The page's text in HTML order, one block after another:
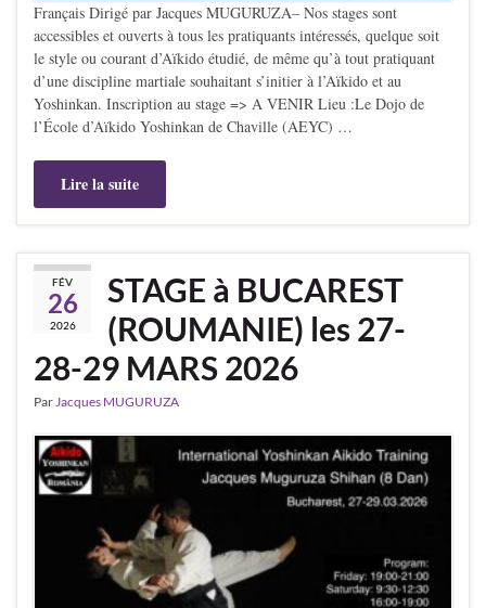
Français Dirigé par Jacques MUGURUZA– Nos stages sont
accessibles et ouverts à tous les pratiquants intéressés, quelque soit
le style ou courant d’Aïkido étudié, de même qu’à tout pratiquant
d’une discipline martiale souhaitant s’initier à l’Aïkido et au
Yoshinkan. Inscription au stage => A VENIR Lieu :Le Dojo de
l’École d’Aïkido Yoshinkan de Chaville (AEYC) …
Lire la suite
FÉV
26
2026
STAGE à BUCAREST
(ROUMANIE) les 27-
28-29 MARS 2026
Par Jacques MUGURUZA